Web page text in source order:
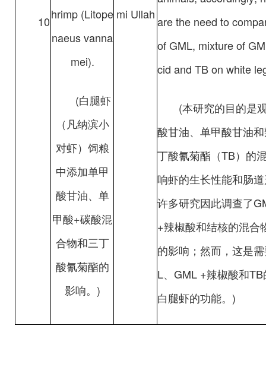
10hrimp (Litope
naeus vanna
mei).
(白腿虾
（凡纳滨小
对虾）饲粮
中添加单甲
酸甘油、单
甲酸+碳酸混
合物和三丁
酸氰菊酯的
影响。)
mi Ullahare the need to
of GML, mixture of
cid and TB on white
(本研究的目的是
酸甘油、单甲酸甘油
丁酸氰菊酯（TB）的
响虾的生长性能和肠
许多研究因此调查了
+辣椒酸和结核的混合
的影响；然而，这是
L、GML +辣椒酸和
白腿虾的功能。)